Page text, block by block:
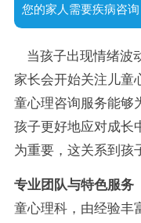
您的家人需要疾病咨
当孩子出现情绪波
家长会开始关注儿童
童心理咨询服务能够
孩子更好地应对成长
为重要，这关系到孩
专业团队与特色服务
童心理科，由经验丰